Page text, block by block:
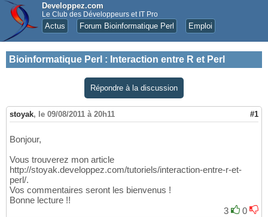
Developpez.com
Le Club des Développeurs et IT Pro
Actus Forum Bioinformatique Perl Emploi
Bioinformatique Perl : Interaction entre R et Perl
Répondre à la discussion
stoyak, le 09/08/2011 à 20h11 #1
Bonjour,
Vous trouverez mon article
http://stoyak.developpez.com/tutoriels/interaction-entre-r-et-
perl/.
Vos commentaires seront les bienvenus !
Bonne lecture !!
3
0